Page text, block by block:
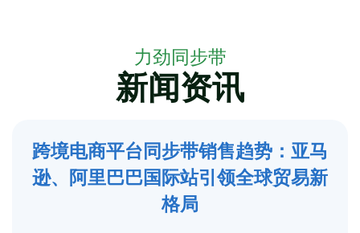
力劲同步带
新闻资讯
5
2025-3
跨境电商平台同步带销售趋势：亚马
逊、阿里巴巴国际站引领全球贸易新
格局